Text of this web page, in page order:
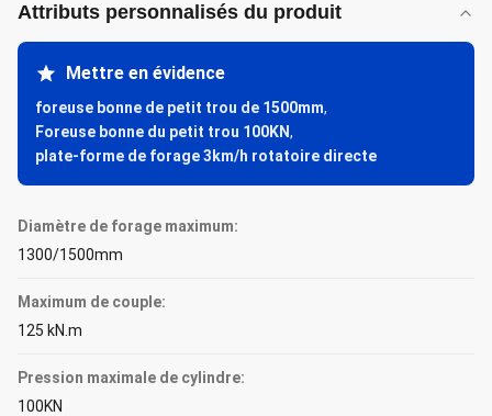
Attributs personnalisés du produit
Mettre en évidence
foreuse bonne de petit trou de 1500mm,
Foreuse bonne du petit trou 100KN,
plate-forme de forage 3km/h rotatoire directe
Diamètre de forage maximum:
1300/1500mm
Maximum de couple:
125 kN.m
Pression maximale de cylindre:
100KN